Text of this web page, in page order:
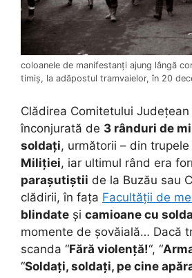
coloanele de manifestanți ajung lângă
timiș, la adăpostul tramvaielor, în 20
Clădirea Comitetului
înconjurată de 3 rânduri de
soldați, următorii – din
Miliției, iar ultimul rând era
parașutiștii de la Buzău sau
clădirii, în fața Facultății de
blindate și camioane cu
momente de șovăială… Dacă
scanda “Fără violență!“, “
“Soldați, soldați, pe cine